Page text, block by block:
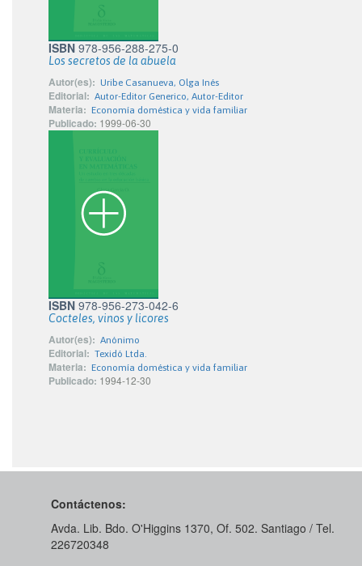
ISBN 978-956-288-275-0
Los secretos de la abuela
Autor(es): Uribe Casanueva, Olga Inés
Editorial: Autor-Editor Generico, Autor-Editor
Materia: Economía doméstica y vida familiar
Publicado: 1999-06-30
ISBN 978-956-273-042-6
Cocteles, vinos y licores
Autor(es): Anónimo
Editorial: Texidó Ltda.
Materia: Economía doméstica y vida familiar
Publicado: 1994-12-30
Contáctenos:
Avda. Lib. Bdo. O'Higgins 1370, Of. 502. Santiago / Tel.
226720348